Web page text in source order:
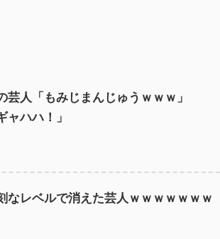
芸人「もみじまんじゅうｗｗｗ」
ャハハ！」
なレベルで消えた芸人ｗｗｗｗｗｗｗ